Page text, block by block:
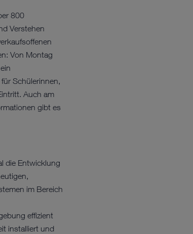
800
Verstehen
Von Montag
Schülerinnen,
Auch am
gibt es
die Entwicklung
im Bereich
effizient
installiert und